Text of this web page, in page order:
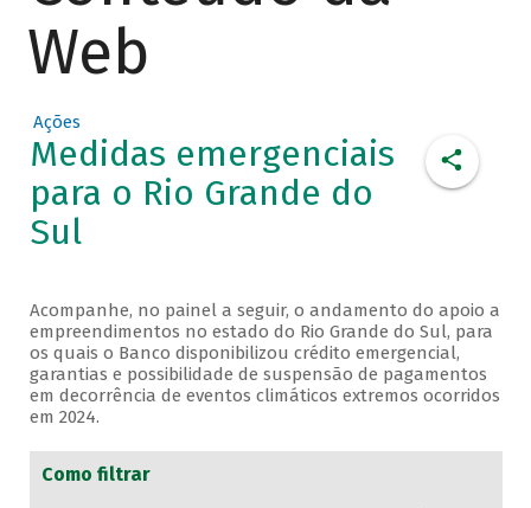
Web
Ações
Medidas emergenciais
para o Rio Grande do
Sul
Acompanhe, no painel a seguir, o andamento do apoio a
empreendimentos no estado do Rio Grande do Sul, para
os quais o Banco disponibilizou crédito emergencial,
garantias e possibilidade de suspensão de pagamentos
em decorrência de eventos climáticos extremos ocorridos
em 2024.
Como filtrar